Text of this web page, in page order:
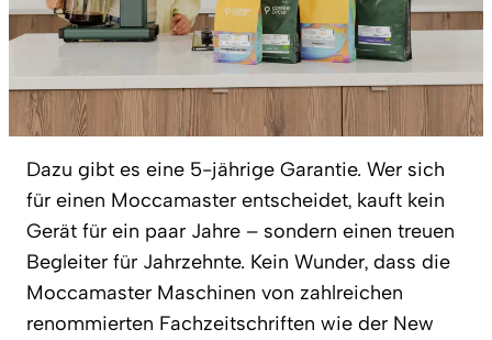
Dazu gibt es eine 5-jährige Garantie. Wer sich
für einen Moccamaster entscheidet, kauft kein
Gerät für ein paar Jahre – sondern einen treuen
Begleiter für Jahrzehnte. Kein Wunder, dass die
Moccamaster Maschinen von zahlreichen
renommierten Fachzeitschriften wie der New